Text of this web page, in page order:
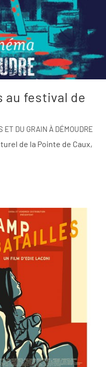
au festival de
ET DU GRAIN À DÉMOUDRE
de la Pointe de Caux,